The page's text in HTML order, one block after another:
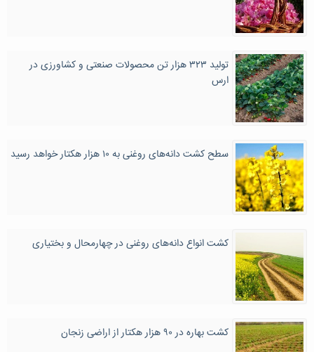
تولید ۳۲۳ هزار تن محصولات صنعتی و کشاورزی در
ارس
سطح کشت دانه‌های روغنی به ۱۰ هزار هکتار خواهد رسید
کشت انواع دانه‌های‌ روغنی در چهارمحال و بختیاری
کشت بهاره در ۹۰ هزار هکتار از اراضی زنجان